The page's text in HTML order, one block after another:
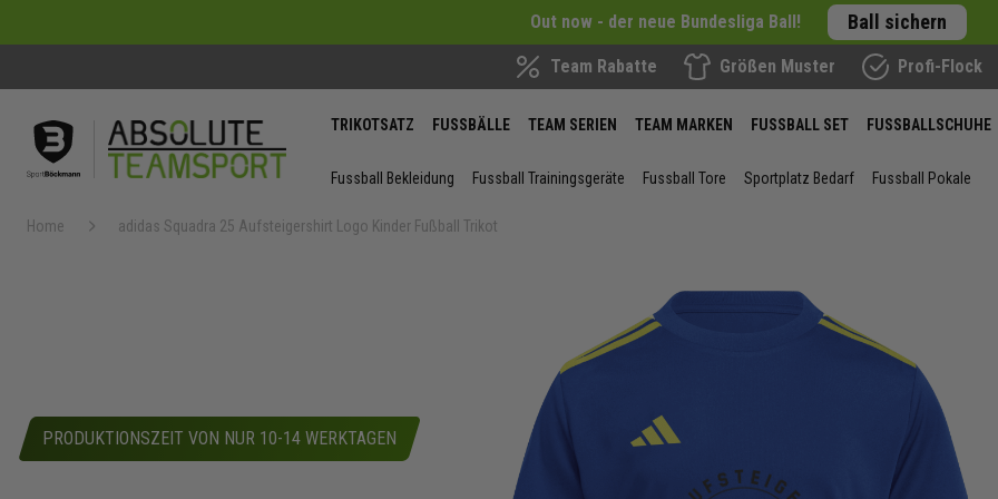
Out now - der neue Bundesliga Ball! Ball sichern
Team Rabatte Größen Muster Profi-Flock
TRIKOTSATZ FUSSBÄLLE TEAM SERIEN TEAM MARKEN FUSSBALL SET FUSSBALLSCHUHE
Fussball Bekleidung Fussball Trainingsgeräte Fussball Tore Sportplatz Bedarf Fussball Pokale
Home adidas Squadra 25 Aufsteigershirt Logo Kinder Fußball Trikot
PRODUKTIONSZEIT VON NUR 10-14 WERKTAGEN